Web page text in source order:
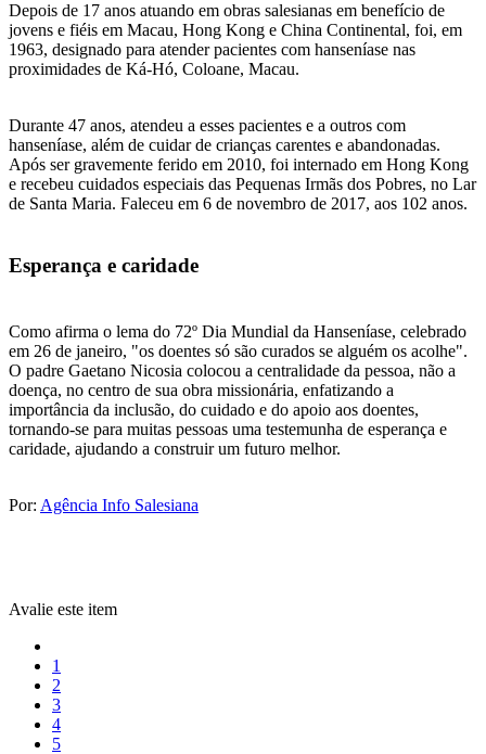
Depois de 17 anos atuando em obras salesianas em benefício de
jovens e fiéis em Macau, Hong Kong e China Continental, foi, em
1963, designado para atender pacientes com hanseníase nas
proximidades de Ká-Hó, Coloane, Macau.
Durante 47 anos, atendeu a esses pacientes e a outros com
hanseníase, além de cuidar de crianças carentes e abandonadas.
Após ser gravemente ferido em 2010, foi internado em Hong Kong
e recebeu cuidados especiais das Pequenas Irmãs dos Pobres, no Lar
de Santa Maria. Faleceu em 6 de novembro de 2017, aos 102 anos.
Esperança e caridade
Como afirma o lema do 72º Dia Mundial da Hanseníase, celebrado
em 26 de janeiro, "os doentes só são curados se alguém os acolhe".
O padre Gaetano Nicosia colocou a centralidade da pessoa, não a
doença, no centro de sua obra missionária, enfatizando a
importância da inclusão, do cuidado e do apoio aos doentes,
tornando-se para muitas pessoas uma testemunha de esperança e
caridade, ajudando a construir um futuro melhor.
Por: Agência Info Salesiana
Avalie este item
1
2
3
4
5